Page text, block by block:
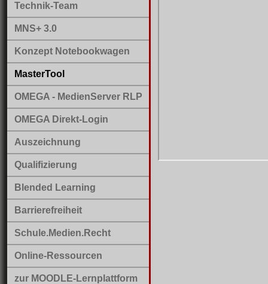
Technik-Team
MNS+ 3.0
Konzept Notebookwagen
MasterTool
OMEGA - MedienServer RLP
OMEGA Direkt-Login
Auszeichnung
Qualifizierung
Blended Learning
Barrierefreiheit
Schule.Medien.Recht
Online-Ressourcen
zur MOODLE-Lernplattform